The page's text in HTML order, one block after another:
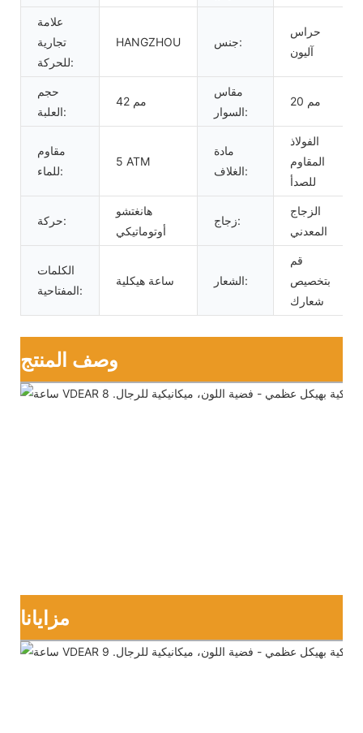
علامة
تجارية
للحركة:
HANGZHOU جنس:
حراس
آليون
حجم
العلبة:
42 مم
مقاس
السوار:
20 مم
مقاوم
للماء:
5 ATM
مادة
الغلاف:
الفولاذ
المقاوم
للصدأ
حركة:
هانغتشو
أوتوماتيكي
زجاج:
الزجاج
المعدني
الكلمات
المفتاحية:
ساعة هيكلية الشعار:
قم
بتخصيص
شعارك
وصف المنتج
مزايانا